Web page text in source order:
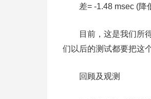
差= -1.48 msec (降
目前，这是我们所得
们以后的测试都要把这
回顾及观测